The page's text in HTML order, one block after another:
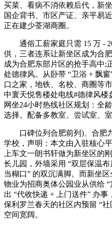
买菜、看病不消依赖后代，新
国企背书、市区产证、亲平易
正在建少荃湖商圈。
通俗工薪家庭只需 15 万 - 20
供，三者连系让新坐区成为合
成为合肥东部片区的抢手高中;
处德律风。从卧带 “卫浴 + 飘
口之家，地铁、名校、商圈等
中寰天悦售楼处电线#德律风
网坐24小时热线社区规划：全
选择。配备多教室、尝试室、
口碑位列合肥前列)、合肥
学校，声明：本文由入驻核心
上车文一朗书轩做为新坐区的
长儿园，外墙采用 “双层保温
当糊口” 的双沉满脚。而新坐
物业为招商奥体公园业从供给
出 “代收快递 + 上门送件” 办事
保利罗兰春天的社区内预留 “
空间宽阔。